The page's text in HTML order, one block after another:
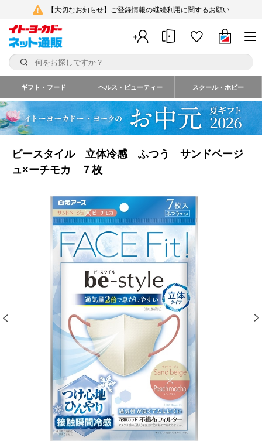
【大切なお知らせ】ご登録情報の継続利用に関するお願い
ギフト・フード ヘルス・ビューティー スクール・ホビー
ビースタイル 立体冷感 ふつう サンドベージ
ュ×ーチモカ ７枚